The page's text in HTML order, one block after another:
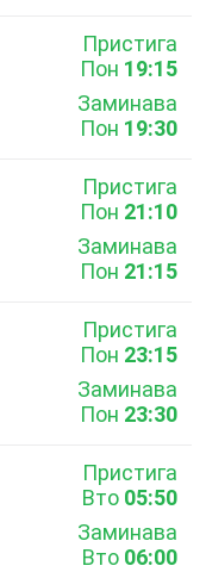
Пристига
Пон 19:15
Заминава
Пон 19:30
Пристига
Пон 21:10
Заминава
Пон 21:15
Пристига
Пон 23:15
Заминава
Пон 23:30
Пристига
Вто 05:50
Заминава
Вто 06:00